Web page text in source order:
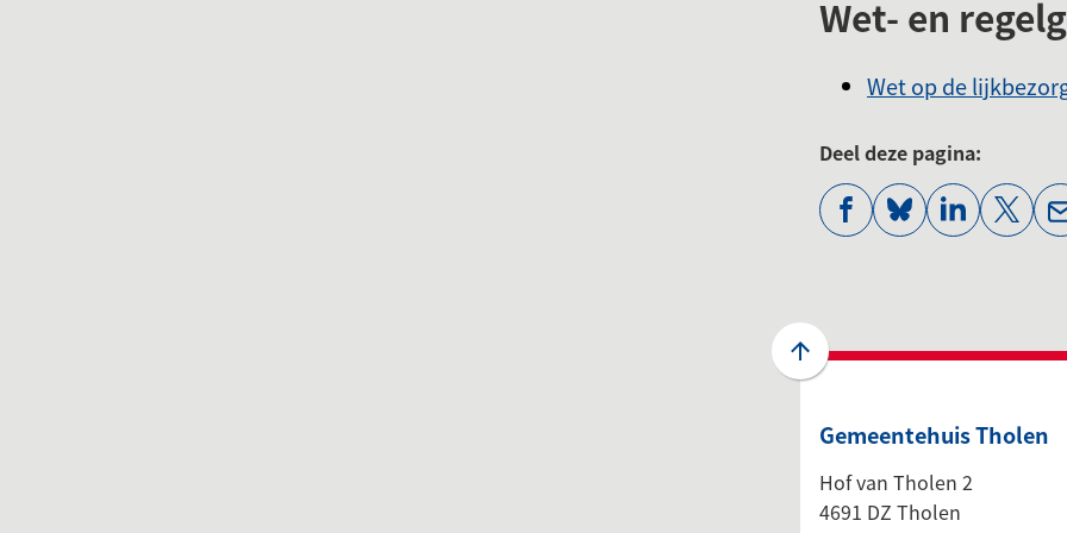
Wet- en
Wet op de
Deel deze pagina:
(Verwijst
website)
(Verwijst
website)
(Verwijst
website)
Scroll
boven
naar
het
begin
Gemeentehuis Tholen
Hof van Tholen 2
4691 DZ Tholen